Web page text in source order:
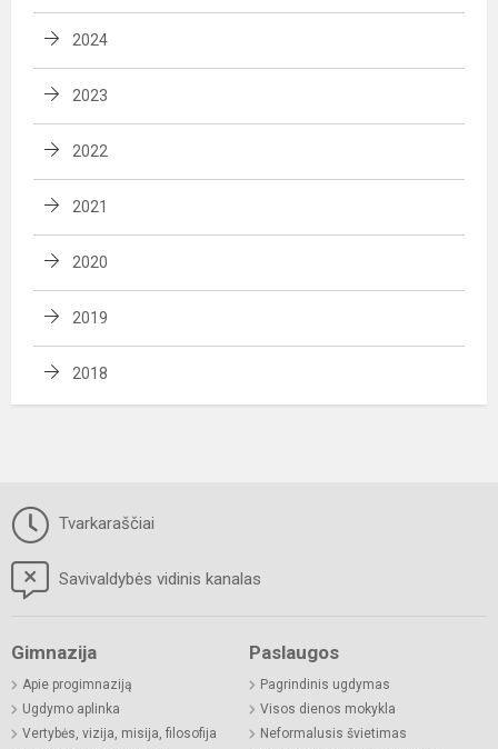
2024
2023
2022
2021
2020
2019
2018
Tvarkaraščiai
Savivaldybės vidinis kanalas
Gimnazija
Apie progimnaziją
Ugdymo aplinka
Vertybės, vizija, misija, filosofija
Paslaugos
Pagrindinis ugdymas
Visos dienos mokykla
Neformalusis švietimas